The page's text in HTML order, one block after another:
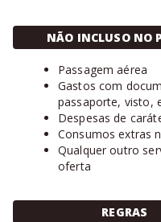
NÃO INCLUSO NO
Passagem aérea
Gastos com
passaporte, visto,
Despesas de
Consumos extras
Qualquer outro
oferta
REGRAS